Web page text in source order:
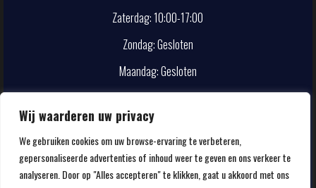
Wij waarderen uw privacy
We gebruiken cookies om uw browse-ervaring te verbeteren,
gepersonaliseerde advertenties of inhoud weer te geven en ons verkeer te
analyseren. Door op "Alles accepteren" te klikken, gaat u akkoord met ons
Zaterdag: 10:00-17:00
Zondag: Gesloten
Maandag: Gesloten
CONTACT
info@smokehouse.nl
020-5857107